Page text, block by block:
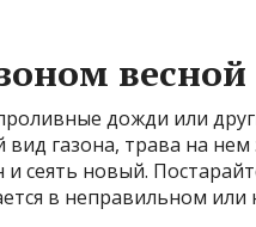
весной
дожди или
газона, трава на
и сеять новый.
в неправильном или